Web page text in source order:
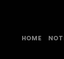
HOME